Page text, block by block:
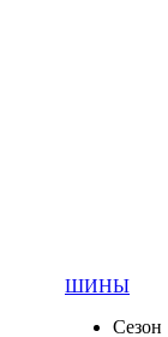
ШИНЫ
Сезон